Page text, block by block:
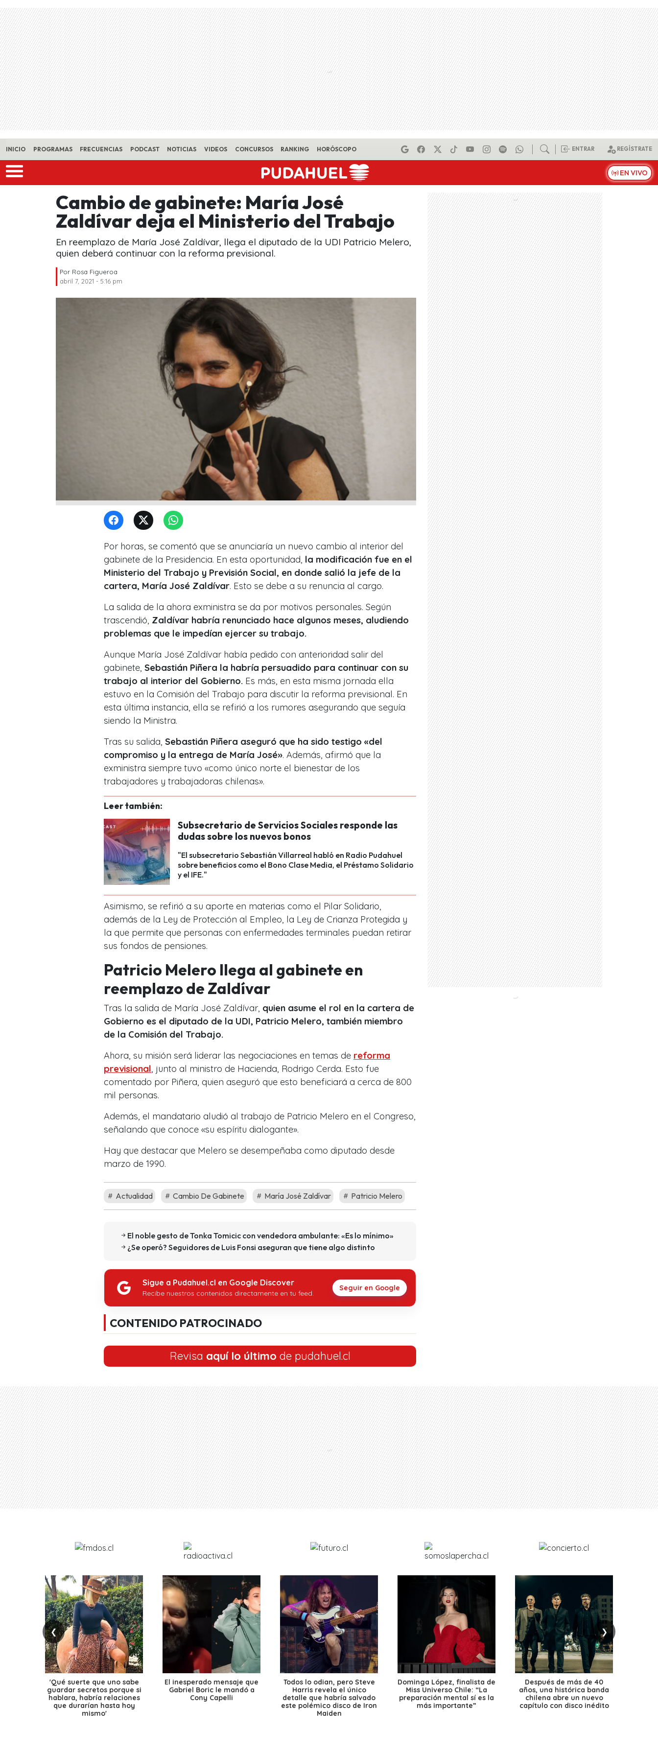
Skip to main content
INICIO PROGRAMAS FRECUENCIAS PODCAST NOTICIAS VIDEOS CONCURSOS RANKING HORÓSCOPO ENTRAR REGÍSTRATE
EN VIVO
Cambio de gabinete: María José
Zaldívar deja el Ministerio del Trabajo
En reemplazo de María José Zaldívar, llega el diputado de la UDI Patricio Melero,
quien deberá continuar con la reforma previsional.
Por Rosa Figueroa
abril 7, 2021 - 5:16 pm
Por horas, se comentó que se anunciaría un nuevo cambio al interior del
gabinete de la Presidencia. En esta oportunidad, la modificación fue en el
Ministerio del Trabajo y Previsión Social, en donde salió la jefe de la
cartera, María José Zaldívar. Esto se debe a su renuncia al cargo.
La salida de la ahora exministra se da por motivos personales. Según
trascendió, Zaldívar habría renunciado hace algunos meses, aludiendo
problemas que le impedían ejercer su trabajo.
Aunque María José Zaldívar había pedido con anterioridad salir del
gabinete, Sebastián Piñera la habría persuadido para continuar con su
trabajo al interior del Gobierno. Es más, en esta misma jornada ella
estuvo en la Comisión del Trabajo para discutir la reforma previsional. En
esta última instancia, ella se refirió a los rumores asegurando que seguía
siendo la Ministra.
Tras su salida, Sebastián Piñera aseguró que ha sido testigo «del
compromiso y la entrega de María José». Además, afirmó que la
exministra siempre tuvo «como único norte el bienestar de los
trabajadores y trabajadoras chilenas».
Leer también:
Subsecretario de Servicios Sociales responde las
dudas sobre los nuevos bonos
"El subsecretario Sebastián Villarreal habló en Radio Pudahuel
sobre beneficios como el Bono Clase Media, el Préstamo Solidario
y el IFE."
Asimismo, se refirió a su aporte en materias como el Pilar Solidario,
además de la Ley de Protección al Empleo, la Ley de Crianza Protegida y
la que permite que personas con enfermedades terminales puedan retirar
sus fondos de pensiones.
Patricio Melero llega al gabinete en
reemplazo de Zaldívar
Tras la salida de María José Zaldívar, quien asume el rol en la cartera de
Gobierno es el diputado de la UDI, Patricio Melero, también miembro
de la Comisión del Trabajo.
Ahora, su misión será liderar las negociaciones en temas de reforma
previsional , junto al ministro de Hacienda, Rodrigo Cerda. Esto fue
comentado por Piñera, quien aseguró que esto beneficiará a cerca de 800
mil personas.
Además, el mandatario aludió al trabajo de Patricio Melero en el Congreso,
señalando que conoce «su espíritu dialogante».
Hay que destacar que Melero se desempeñaba como diputado desde
marzo de 1990.
Actualidad Cambio De Gabinete María José Zaldívar Patricio Melero
El noble gesto de Tonka Tomicic con vendedora ambulante: «Es lo mínimo»
¿Se operó? Seguidores de Luis Fonsi aseguran que tiene algo distinto
Sigue a Pudahuel.cl en Google Discover
Recibe nuestros contenidos directamente en tu feed.
Seguir en Google
CONTENIDO PATROCINADO
Revisa aquí lo último de pudahuel.cl
❮ ❯
'Qué suerte que uno sabe
guardar secretos porque si
hablara, habría relaciones
que durarían hasta hoy
mismo'
El inesperado mensaje que
Gabriel Boric le mandó a
Cony Capelli
Todos lo odian, pero Steve
Harris revela el único
detalle que habría salvado
este polémico disco de Iron
Maiden
Dominga López, finalista de
Miss Universo Chile: “La
preparación mental sí es la
más importante”
Después de más de 40
años, una histórica banda
chilena abre un nuevo
capítulo con disco inédito